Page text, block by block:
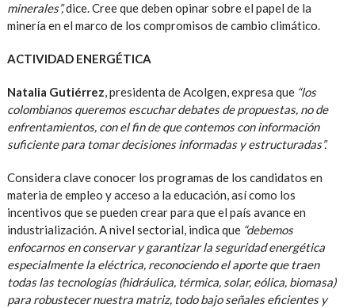
minerales”,dice. Cree que deben opinar sobre el papel de la
minería en el marco de los compromisos de cambio climático.
ACTIVIDAD ENERGÉTICA
Natalia Gutiérrez, presidenta de Acolgen, expresa que “los
colombianos queremos escuchar debates de propuestas, no de
enfrentamientos, con el fin de que contemos con información
suficiente para tomar decisiones informadas y estructuradas”.
Considera clave conocer los programas de los candidatos en
materia de empleo y acceso a la educación, así como los
incentivos que se pueden crear para que el país avance en
industrialización. A nivel sectorial, indica que “debemos
enfocarnos en conservar y garantizar la seguridad energética
especialmente la eléctrica, reconociendo el aporte que traen
todas las tecnologías (hidráulica, térmica, solar, eólica, biomasa)
para robustecer nuestra matriz, todo bajo señales eficientes y